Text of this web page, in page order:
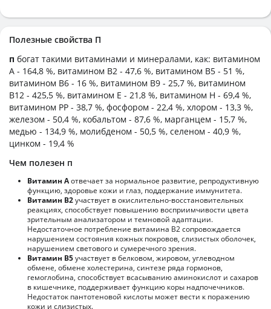
Полезные свойства П
п богат такими витаминами и минералами, как: витамином
А - 164,8 %, витамином B2 - 47,6 %, витамином B5 - 51 %,
витамином B6 - 16 %, витамином B9 - 25,7 %, витамином
B12 - 425,5 %, витамином E - 21,8 %, витамином H - 69,4 %,
витамином PP - 38,7 %, фосфором - 22,4 %, хлором - 13,3 %,
железом - 50,4 %, кобальтом - 87,6 %, марганцем - 15,7 %,
медью - 134,9 %, молибденом - 50,5 %, селеном - 40,9 %,
цинком - 19,4 %
Чем полезен п
Витамин Аотвечает за нормальное развитие, репродуктивную
функцию, здоровье кожи и глаз, поддержание иммунитета.
Витамин В2участвует в окислительно-восстановительных
реакциях, способствует повышению восприимчивости цвета
зрительным анализатором и темновой адаптации.
Недостаточное потребление витамина В2 сопровождается
нарушением состояния кожных покровов, слизистых оболочек,
нарушением светового и сумеречного зрения.
Витамин В5участвует в белковом, жировом, углеводном
обмене, обмене холестерина, синтезе ряда гормонов,
гемоглобина, способствует всасыванию аминокислот и сахаров
в кишечнике, поддерживает функцию коры надпочечников.
Недостаток пантотеновой кислоты может вести к поражению
кожи и слизистых.